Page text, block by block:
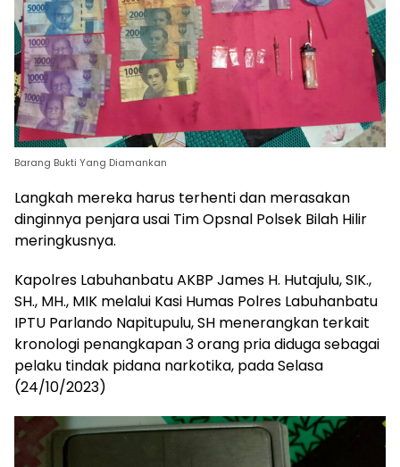
Barang Bukti Yang Diamankan
Langkah mereka harus terhenti dan merasakan
dinginnya penjara usai Tim Opsnal Polsek Bilah Hilir
meringkusnya.
Kapolres Labuhanbatu AKBP James H. Hutajulu, SIK.,
SH., MH., MIK melalui Kasi Humas Polres Labuhanbatu
IPTU Parlando Napitupulu, SH menerangkan terkait
kronologi penangkapan 3 orang pria diduga sebagai
pelaku tindak pidana narkotika, pada Selasa
(24/10/2023)